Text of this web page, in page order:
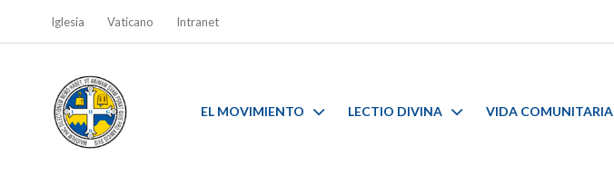
Iglesia Vaticano Intranet
EL MOVIMIENTO LECTIO DIVINA VIDA COMUNITARIA